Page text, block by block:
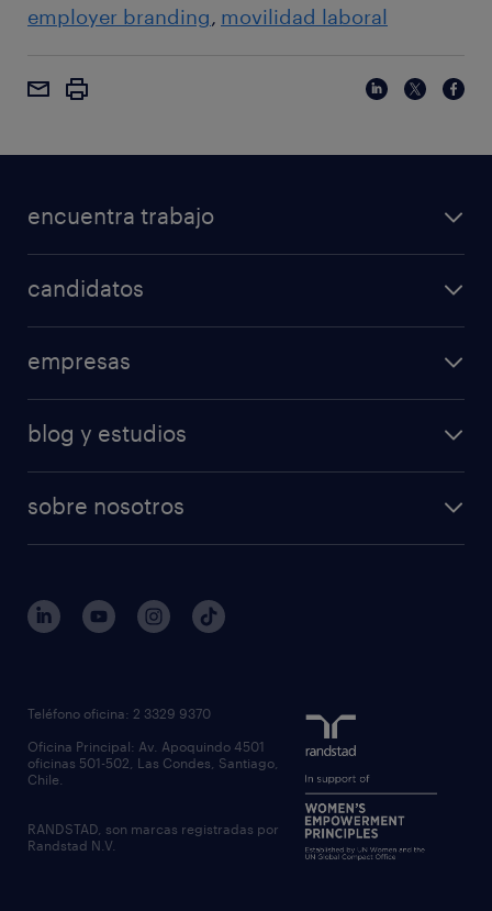
employer branding movilidad laboral
encuentra trabajo
candidatos
empresas
blog y estudios
sobre nosotros
Teléfono oficina: 2 3329 9370
Oficina Principal: Av. Apoquindo 4501
oficinas 501-502, Las Condes, Santiago,
Chile.
RANDSTAD, son marcas registradas por
Randstad N.V.